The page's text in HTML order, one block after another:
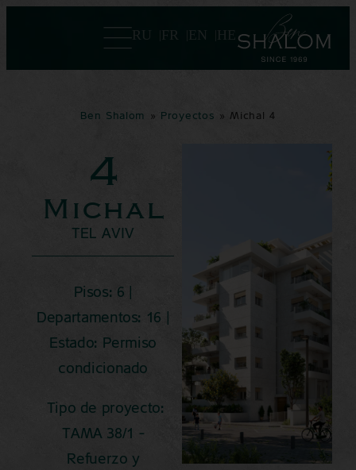
RU FR EN HE
Ben Shalom » Proyectos » Michal 4
4
Michal
TEL AVIV
Pisos: 6 |
Departamentos: 16 |
Estado: Permiso
condicionado
Tipo de proyecto:
TAMA 38/1 –
Refuerzo y